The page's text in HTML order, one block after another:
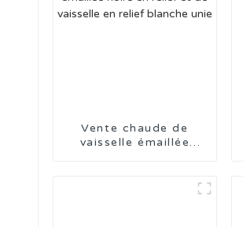
Vente chaude de
vaisselle émaillée